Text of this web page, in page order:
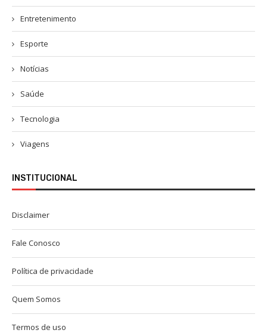
Entretenimento
Esporte
Notícias
Saúde
Tecnologia
Viagens
INSTITUCIONAL
Disclaimer
Fale Conosco
Política de privacidade
Quem Somos
Termos de uso